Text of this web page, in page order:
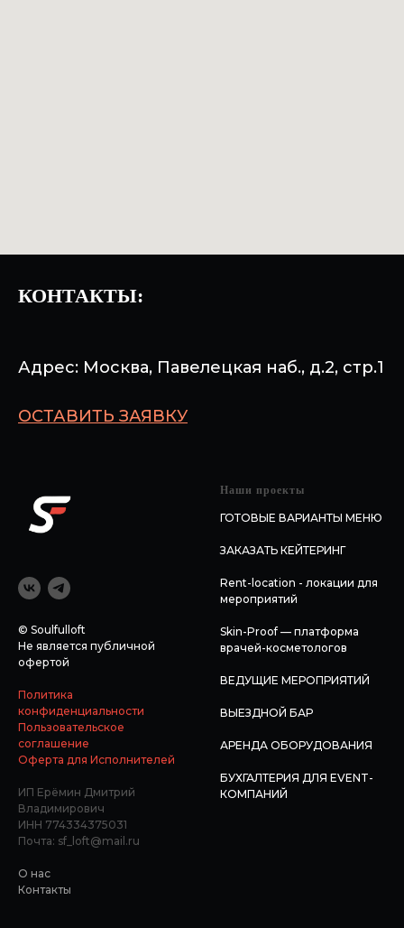
КОНТАКТЫ:
Адрес: Москва, Павелецкая наб., д.2, стр.1
ОСТАВИТЬ ЗАЯВКУ
© Soulfulloft
Не является публичной
офертой
Политика
конфиденциальности
Пользовательское
соглашение
Оферта для Исполнителей
ИП Ерёмин Дмитрий
Владимирович
ИНН 774334375031
Почта: sf_loft@mail.ru
О нас
Контакты
Наши проекты
ГОТОВЫЕ ВАРИАНТЫ МЕНЮ
ЗАКАЗАТЬ КЕЙТЕРИНГ
Rent-location - локации для
мероприятий
Skin-Proof — платформа
врачей-косметологов
ВЕДУЩИЕ МЕРОПРИЯТИЙ
ВЫЕЗДНОЙ БАР
АРЕНДА ОБОРУДОВАНИЯ
БУХГАЛТЕРИЯ ДЛЯ EVENT-
КОМПАНИЙ